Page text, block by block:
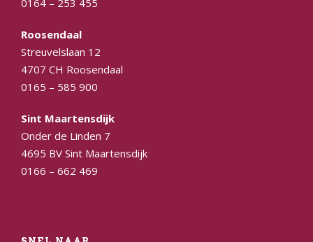
Roosendaal
Streuvelslaan 12
4707 CH Roosendaal
0165 – 585 900
Sint Maartensdijk
Onder de Linden 7
4695 BV Sint Maartensdijk
0166 – 662 469